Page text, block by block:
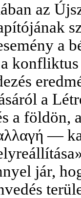
az
a
a
a földön,
—
jár,